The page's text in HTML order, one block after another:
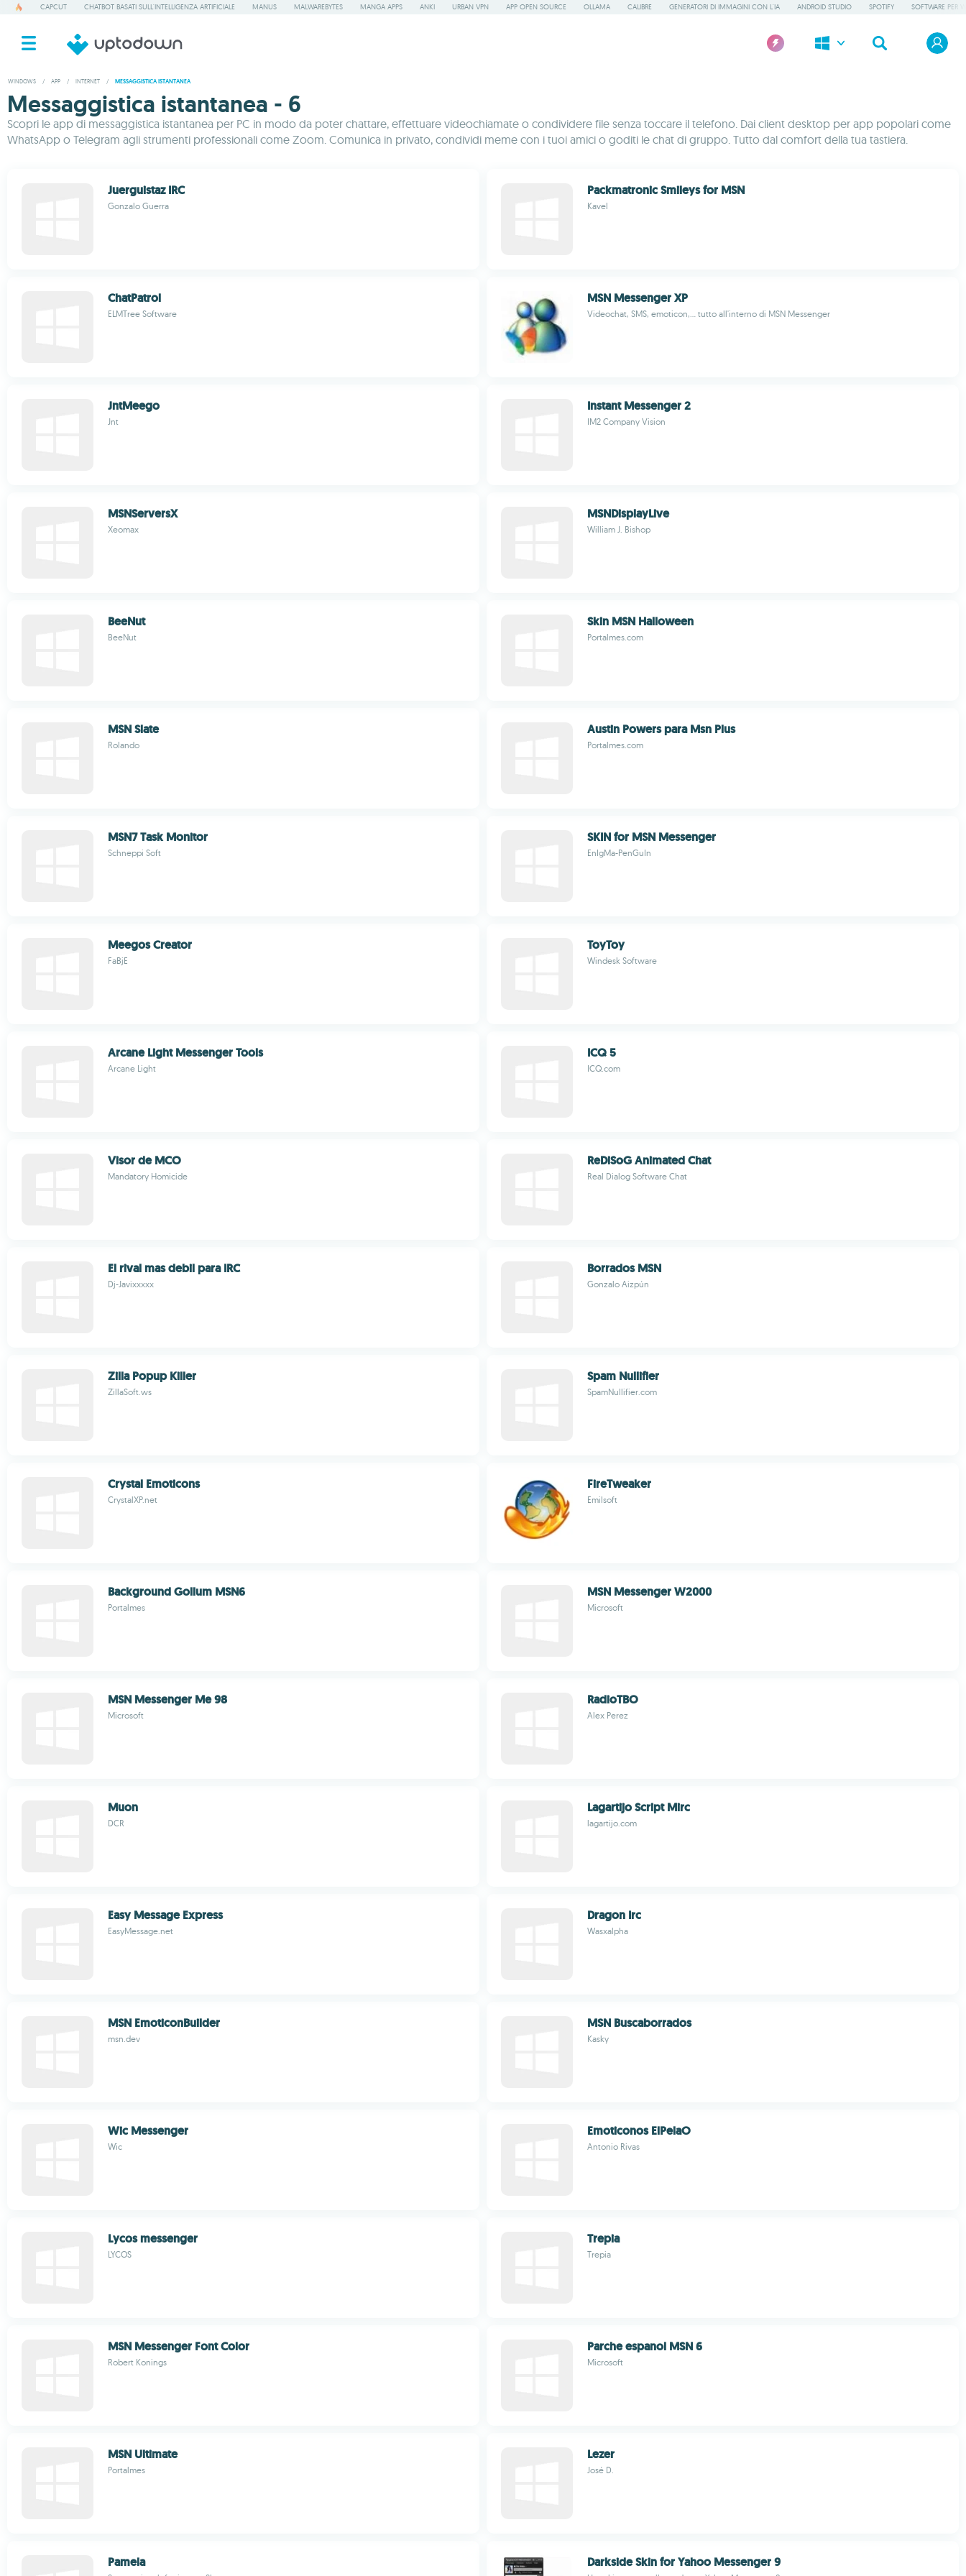
CAPCUT CHATBOT BASATI SULL'INTELLIGENZA ARTIFICIALE MANUS MALWAREBYTES MANGA APPS ANKI URBAN VPN APP OPEN SOURCE OLLAMA CALIBRE GENERATORI DI IMMAGINI CON L'IA ANDROID STUDIO SPOTIFY SOFTWARE PER
WINDOWS / APP / INTERNET / MESSAGGISTICA ISTANTANEA
Messaggistica istantanea - 6
Scopri le app di messaggistica istantanea per PC in modo da poter chattare, effettuare videochiamate o condividere file senza toccare il telefono. Dai client desktop per app popolari come
WhatsApp o Telegram agli strumenti professionali come Zoom. Comunica in privato, condividi meme con i tuoi amici o goditi le chat di gruppo. Tutto dal comfort della tua tastiera.
Juerguistaz IRC
Gonzalo Guerra
Packmatronic Smileys for MSN
Kavel
ChatPatrol
ELMTree Software
MSN Messenger XP
Videochat, SMS, emoticon,... tutto all'interno di MSN Messenger
JntMeego
Jnt
Instant Messenger 2
IM2 Company Vision
MSNServersX
Xeomax
MSNDisplayLive
William J. Bishop
BeeNut
BeeNut
Skin MSN Halloween
Portalmes.com
MSN Slate
Rolando
Austin Powers para Msn Plus
Portalmes.com
MSN7 Task Monitor
Schneppi Soft
SKIN for MSN Messenger
EnIgMa-PenGuIn
Meegos Creator
FaBjE
ToyToy
Windesk Software
Arcane Light Messenger Tools
Arcane Light
ICQ 5
ICQ.com
Visor de MCO
Mandatory Homicide
ReDiSoG Animated Chat
Real Dialog Software Chat
El rival mas debil para IRC
Dj-Javixxxxx
Borrados MSN
Gonzalo Aizpún
Zilla Popup Killer
ZillaSoft.ws
Spam Nullifier
SpamNullifier.com
Crystal Emoticons
CrystalXP.net
FireTweaker
Emilsoft
Background Gollum MSN6
Portalmes
MSN Messenger W2000
Microsoft
MSN Messenger Me 98
Microsoft
RadioTBO
Alex Perez
Muon
DCR
Lagartijo Script Mirc
lagartijo.com
Easy Message Express
EasyMessage.net
Dragon Irc
Wasxalpha
MSN EmoticonBuilder
msn.dev
MSN Buscaborrados
Kasky
Wic Messenger
Wic
Emoticonos ElPelaO
Antonio Rivas
Lycos messenger
LYCOS
Trepia
Trepia
MSN Messenger Font Color
Robert Konings
Parche espanol MSN 6
Microsoft
MSN Ultimate
Portalmes
Lezer
José D.
Pamela Darkside Skin for Yahoo Messenger 9